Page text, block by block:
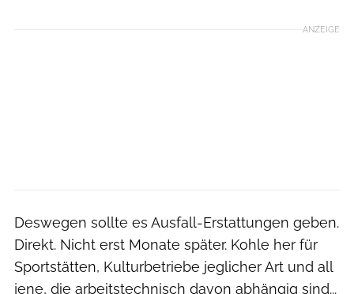
ANZEIGE
Deswegen sollte es Ausfall-Erstattungen geben.
Direkt. Nicht erst Monate später. Kohle her für
Sportstätten, Kulturbetriebe jeglicher Art und all
jene, die arbeitstechnisch davon abhängig sind...